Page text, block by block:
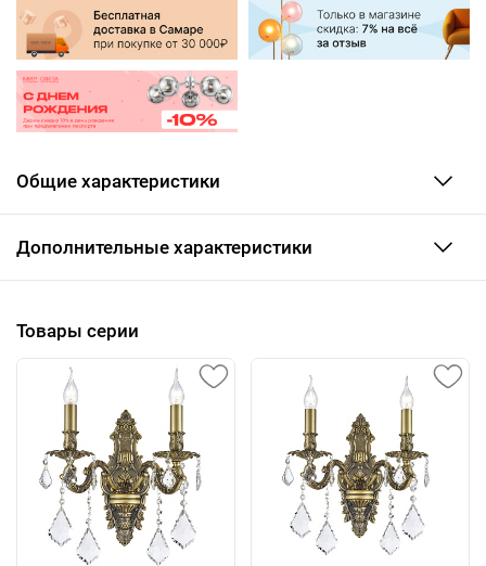
Общие характеристики
Дополнительные характеристики
Товары серии